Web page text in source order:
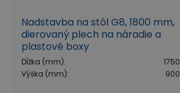
Nadstavba na stôl G8, 1800 mm,
dierovaný plech na náradie a
plastové boxy
Dĺžka (mm):
1750
Výška (mm): 900